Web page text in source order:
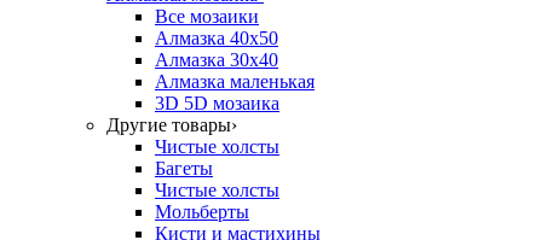
Все мозаики
Алмазка 40х50
Алмазка 30х40
Алмазка маленькая
3D 5D мозаика
Другие товары›
Чистые холсты
Багеты
Чистые холсты
Мольберты
Кисти и мастихины